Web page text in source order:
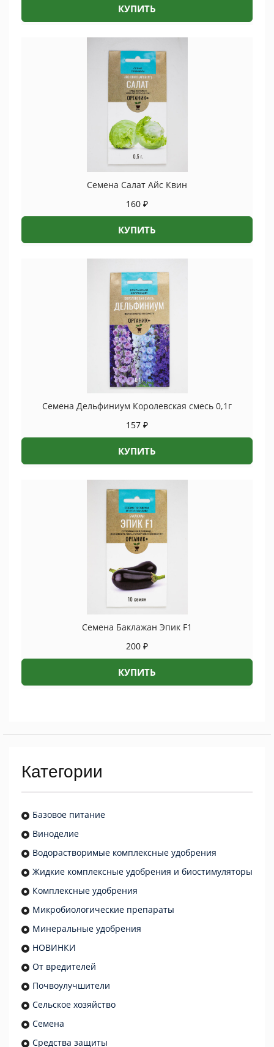
КУПИТЬ
Семена Салат Айс Квин
160 ₽
КУПИТЬ
Семена Дельфиниум Королевская смесь 0,1г
157 ₽
КУПИТЬ
Семена Баклажан Эпик F1
200 ₽
КУПИТЬ
Категории
Базовое питание
Виноделие
Водорастворимые комплексные удобрения
Жидкие комплексные удобрения и биостимуляторы
Комплексные удобрения
Микробиологические препараты
Минеральные удобрения
НОВИНКИ
От вредителей
Почвоулучшители
Сельское хозяйство
Семена
Средства защиты